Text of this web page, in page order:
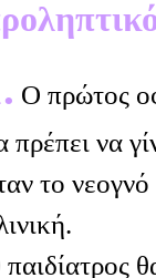
Ο πρώτος
πρέπει να
το